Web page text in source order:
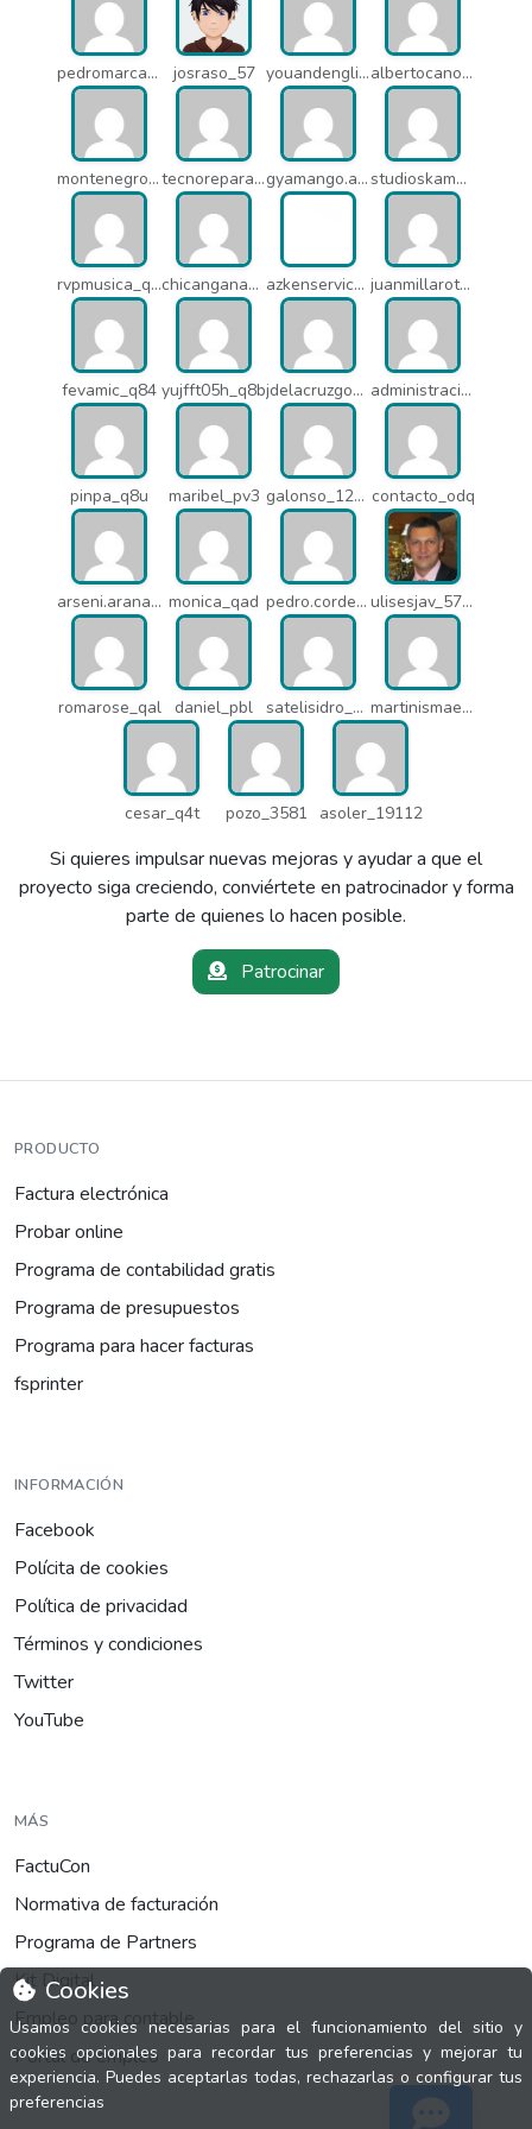
pedromarcabe_q5o josraso_57 youandenglish_q64 albertocano_q5l
montenegroasesores1975_q7b tecnoreparacionesmedellin_q7c gyamango.admin_q7d studioskamaleon_owz
rvpmusica_q7i chicangana01x_q7o azkenservices_mdx juanmillarot_17714
fevamic_q84 yujfft05h_q8b jdelacruzgonzalez2015_q8e administracion_pua
pinpa_q8u maribel_pv3 galonso_12031 contacto_odq
arseni.arana_16484 monica_qad pedro.corderonunez_qab ulisesjav_5758
romarose_qal daniel_pbl satelisidro_pt5 martinismaelima_qbd
cesar_q4t pozo_3581 asoler_19112
Si quieres impulsar nuevas mejoras y ayudar a que el
proyecto siga creciendo, conviértete en patrocinador y forma
parte de quienes lo hacen posible.
Patrocinar
Cookies
Usamos cookies necesarias para el funcionamiento del sitio y
cookies opcionales para recordar tus preferencias y mejorar tu
experiencia. Puedes aceptarlas todas, rechazarlas o configurar tus
preferencias
PRODUCTO
Factura electrónica
Probar online
Programa de contabilidad gratis
Programa de presupuestos
Programa para hacer facturas
fsprinter
INFORMACIÓN
Facebook
Polícita de cookies
Política de privacidad
Términos y condiciones
Twitter
YouTube
MÁS
FactuCon
Normativa de facturación
Programa de Partners
Kit Digital
Empleo para contable
Portal de empleo